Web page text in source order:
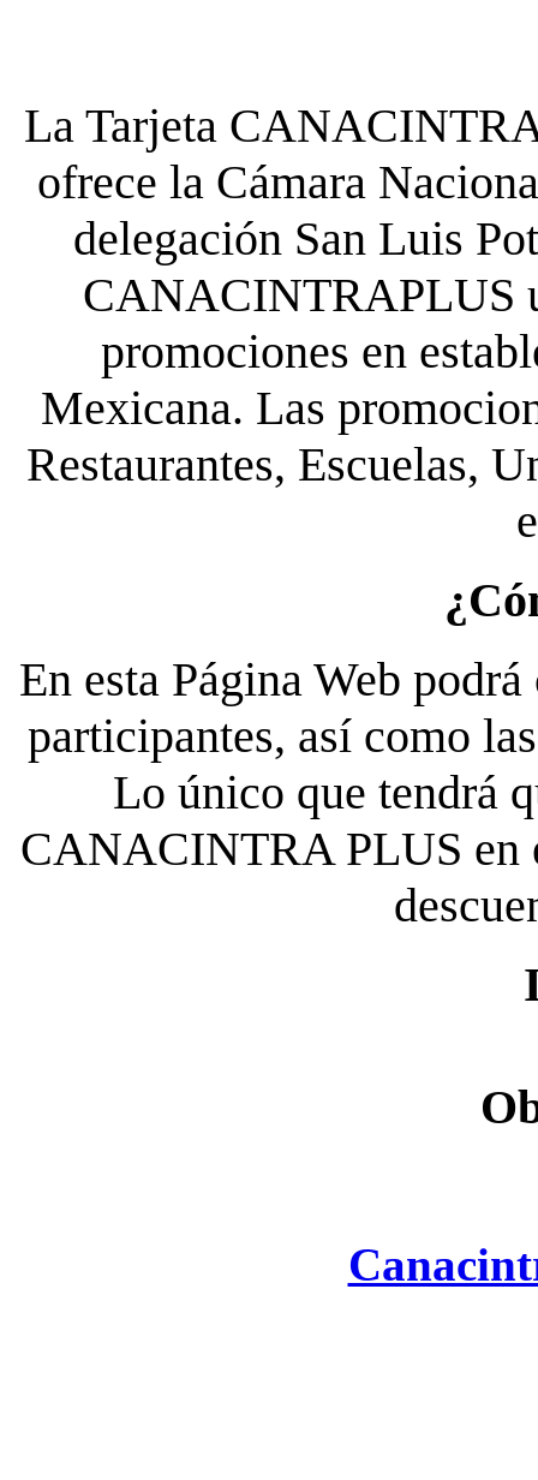
La Tarjeta
ofrece la Cámara
delegación San Luis
CANACINTRAPLUS
promociones en
Mexicana. Las
Restaurantes, Escuelas,
En esta Página Web
participantes, así como
Lo único que tendrá
CANACINTRA PLUS en